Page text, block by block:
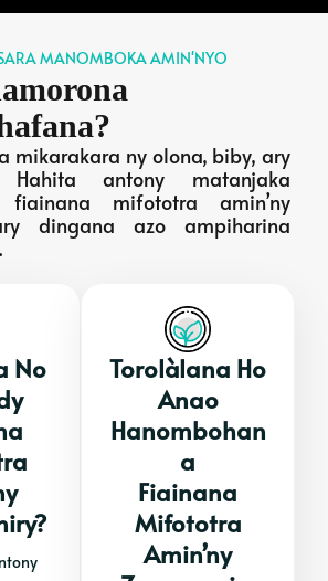
MANOMBOKA AMIN'NYO
mikarakara ny olona, biby, ary
antony matanjaka
fiainana mifototra amin’ny
dingana azo ampiharina
No
Torolàlana Ho
Anao
Hanombohan
A
Fiainana
Mifototra
Amin’ny